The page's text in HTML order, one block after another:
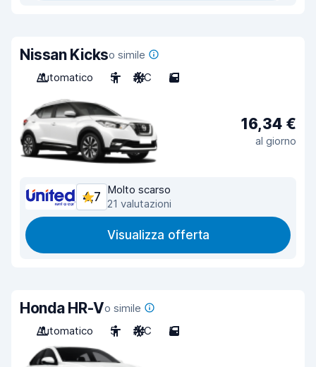
Nissan Kickso simile
Automatico
5 A/C 5
16,34 €
al giorno
4,7
Molto scarso
21 valutazioni
Visualizza offerta
Honda HR-Vo simile
Automatico
5 A/C 5